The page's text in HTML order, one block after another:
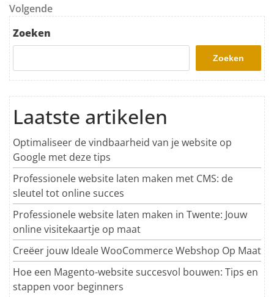
Volgend bericht
Volgende
Zoeken
Zoeken
Laatste artikelen
Optimaliseer de vindbaarheid van je website op
Google met deze tips
Professionele website laten maken met CMS: de
sleutel tot online succes
Professionele website laten maken in Twente: Jouw
online visitekaartje op maat
Creëer jouw Ideale WooCommerce Webshop Op Maat
Hoe een Magento-website succesvol bouwen: Tips en
stappen voor beginners